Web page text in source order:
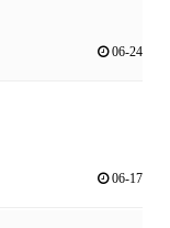
06-24
06-17